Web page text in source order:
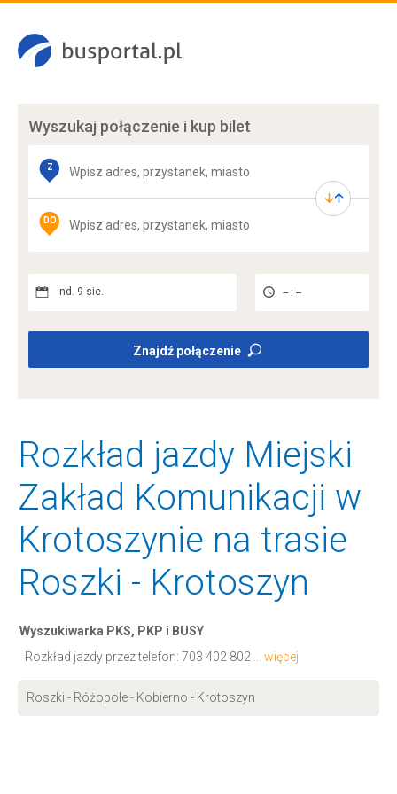
Wyszukaj połączenie i kup bilet
Z
DO
nd. 9 sie. -- : --
Znajdź połączenie
Rozkład jazdy Miejski
Zakład Komunikacji w
Krotoszynie na trasie
Roszki - Krotoszyn
Wyszukiwarka PKS, PKP i BUSY
Rozkład jazdy przez telefon: 703 402 802 ... więcej
Roszki - Różopole - Kobierno - Krotoszyn